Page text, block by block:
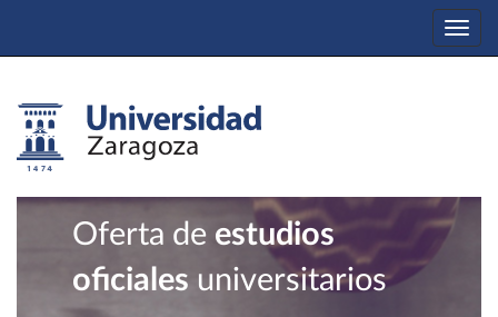
Oferta de estudios
oficiales universitarios